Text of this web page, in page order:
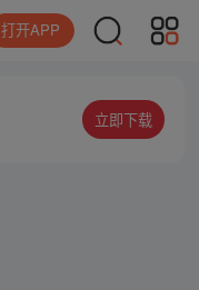
打开APP
立即下载